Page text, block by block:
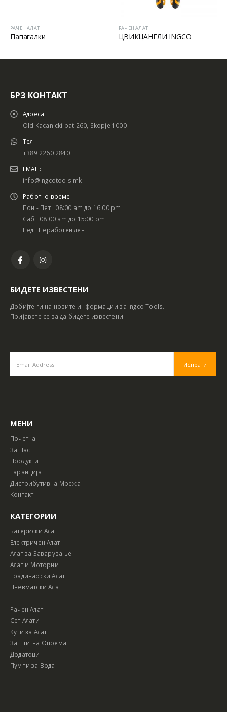
РАЧЕН АЛАТ
Папагалки
РАЧЕН АЛАТ
ЦВИКЦАНГЛИ INGCO
БРЗ КОНТАКТ
Адреса:
Old Kacanicki pat 260, Skopje 1000
Тел:
+389 2260 2840
EMAIL:
info@ingcotools.mk
Работно време:
Пон - Пет : 08:00 am до 16:00 pm
Саб : 08:00 am до 15:00 pm
Нед : Неработен ден
БИДЕТЕ ИЗВЕСТЕНИ
Добијте ги најновите информации за Ingco Tools.
Пријавете се за да бидете известени.
МЕНИ
Почетна
За Нас
Продукти
Гаранција
Дистрибутивна Мрежа
Контакт
КАТЕГОРИИ
Батериски Алат
Електричен Алат
Алат за Заварување
Алат и Моторни
Градинарски Алат
Пневматски Алат
Рачен Алат
Сет Алати
Кути за Алат
Заштитна Опрема
Додатоци
Пумпи за Вода